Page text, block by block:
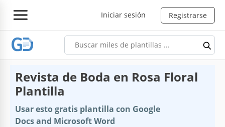
Iniciar sesión Registrarse
Revista de Boda en Rosa Floral
Plantilla
Usar esto gratis plantilla con Google
Docs and Microsoft Word